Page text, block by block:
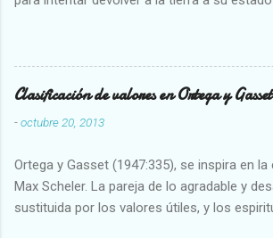
Clasificación de valores en Ortega y Gasset
-octubre 20, 2013
Ortega y Gasset (1947:335), se inspira en
Max Scheler. La pareja de lo agradable y
sustituida por los valores útiles, y los